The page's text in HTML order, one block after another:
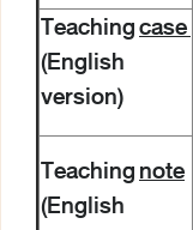
Teachingcase
(English
version)
Teachingnote
(English